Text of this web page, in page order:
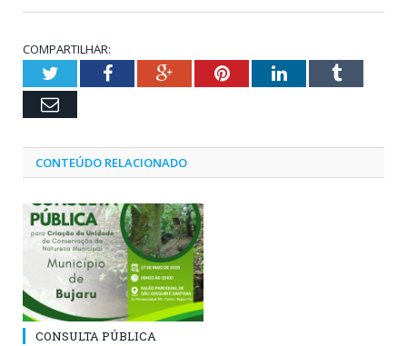
COMPARTILHAR:
TwitterFacebookGoogle+PinterestLinkedInTumblr
Email
CONTEÚDO RELACIONADO
CONSULTA PÚBLICA